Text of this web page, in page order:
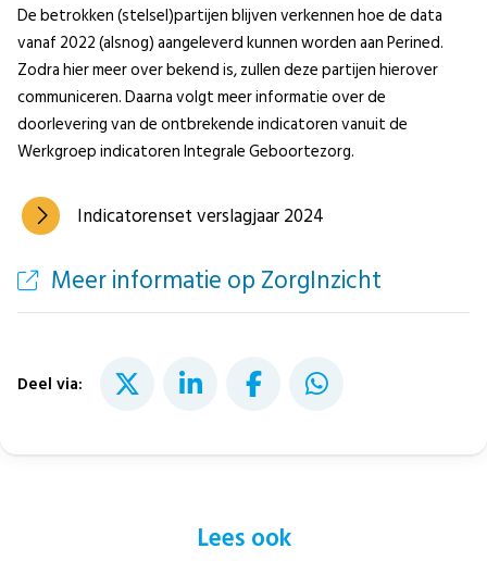
De betrokken (stelsel)partijen blijven verkennen hoe de data
vanaf 2022 (alsnog) aangeleverd kunnen worden aan Perined.
Zodra hier meer over bekend is, zullen deze partijen hierover
communiceren. Daarna volgt meer informatie over de
doorlevering van de ontbrekende indicatoren vanuit de
Werkgroep indicatoren Integrale Geboortezorg.
Indicatorenset verslagjaar 2024
Meer informatie op ZorgInzicht
Deel via:
Lees ook